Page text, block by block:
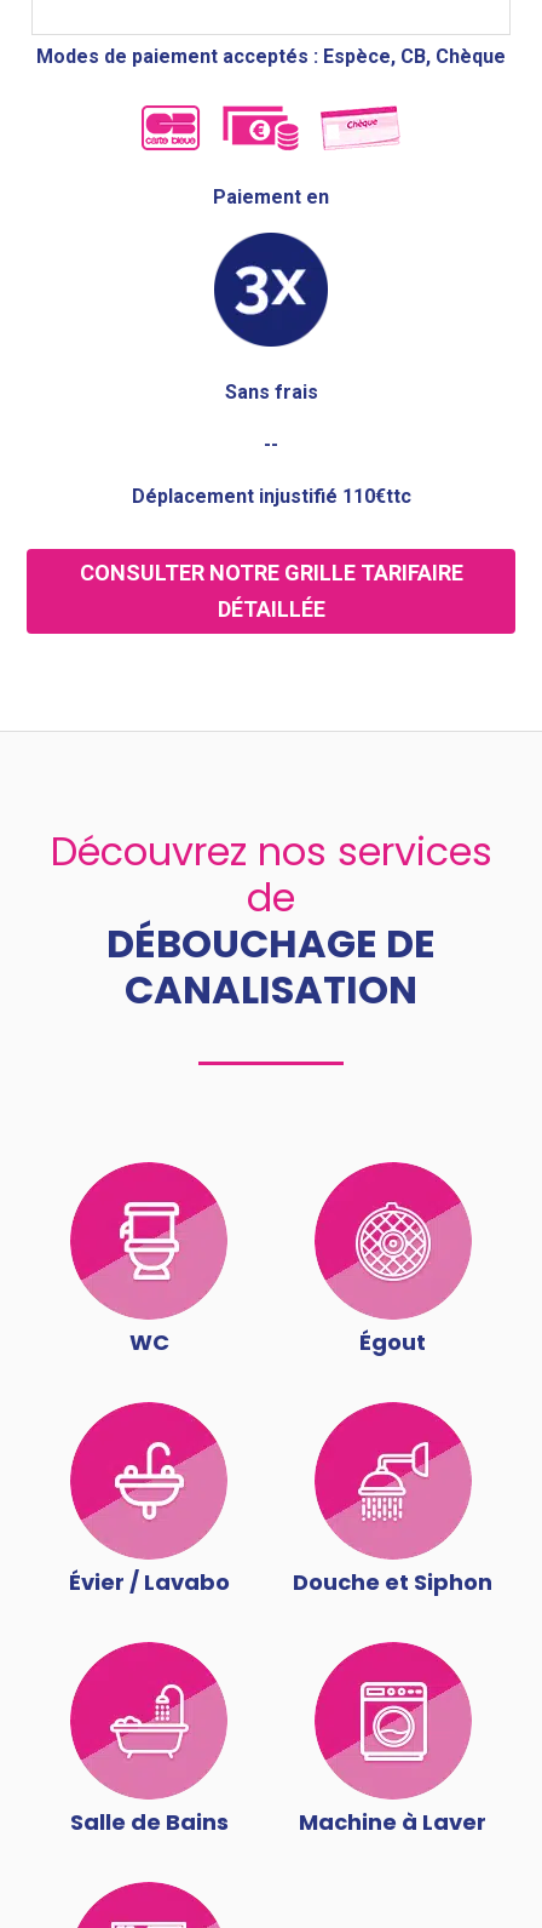
Modes de paiement acceptés : Espèce, CB, Chèque
Paiement en
Sans frais
--
Déplacement injustifié 110€ttc
CONSULTER NOTRE GRILLE TARIFAIRE
DÉTAILLÉE
Découvrez nos services
de
DÉBOUCHAGE DE
CANALISATION
WC Égout
Évier / Lavabo Douche et Siphon
Salle de Bains Machine à Laver